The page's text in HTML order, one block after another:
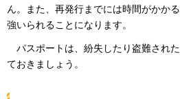
ん。また、再発行までには時間がかか
強いられることになります。
パスポートは、紛失したり盗難され
ておきましょう。